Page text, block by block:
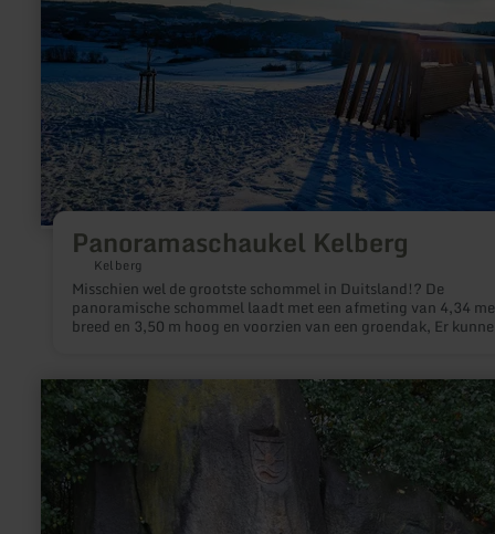
Panoramaschaukel Kelberg
Kelberg
Misschien wel de grootste schommel in Duitsland!? De
panoramische schommel laadt met een afmeting van 4,34
breed en 3,50 m hoog en voorzien van een groendak, Er
meer
informatie
over:
Burg-
Quelle